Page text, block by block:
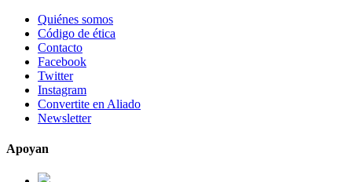
Quiénes somos
Código de ética
Contacto
Facebook
Twitter
Instagram
Convertite en Aliado
Newsletter
Apoyan